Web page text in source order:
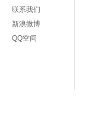
联系我们
新浪微博
QQ空间